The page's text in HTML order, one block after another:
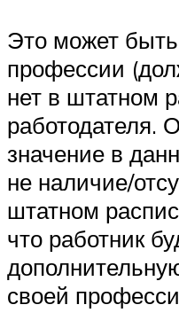
Это может быть
профессии
нет в штатном
работодателя.
значение в
не наличие/
штатном
что работник
своей